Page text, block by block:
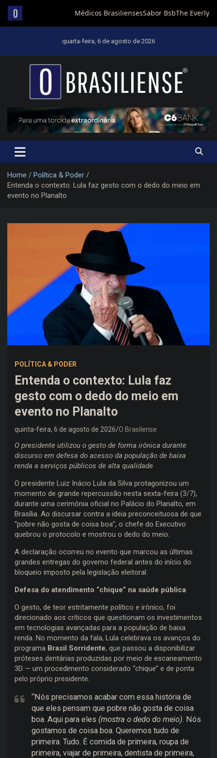
quarta-feira, 6 de agosto de 2026
Um diário de notícias que trabalha por Brasília
Home
Política & Poder
Entenda o contexto: Lula faz gesto com o dedo do meio em
evento no Planalto
POLÍTICA & PODER
Entenda o contexto: Lula faz
gesto com o dedo do meio em
evento no Planalto
quinta-feira, 6 de agosto de 2026 O Brasilense
O presidente utilizou o gesto de forma irônica durante
discurso em defesa do acesso da população de baixa
renda a serviços públicos de alta qualidade
O presidente Luiz Inácio Lula da Silva protagonizou um
momento de grande repercussão nesta sexta-feira (3/7),
durante uma cerimônia oficial no Palácio do Planalto, em
Brasília. Ao discursar contra a ideia preconceituosa de que
“pobre não gosta de coisa boa”, o chefe do Executivo
quebrou o protocolo e mostrou o dedo do meio.
A declaração ocorreu no evento que marcou as últimas
grandes entregas do governo federal antes do início do
bloqueio imposto pela legislação eleitoral.
Defesa do atendimento “chique” na saúde pública
O gesto, de teor estritamente político e irônico, foi
direcionado aos críticos que questionam os investimentos
em tecnologias avançadas para a população de baixa
renda. No momento da fala, Lula celebrava os avanços do
programa Brasil Sorridente, que passou a disponibilizar
próteses dentárias produzidas por meio de escaneamento
3D — um procedimento considerado “chique” e de ponta
pelo próprio presidente.
“Nós precisamos acabar com essa história de
que eles pensam que pobre não gosta de coisa
boa. Aqui para eles (mostra o dedo do meio). Nós
gostamos de coisa boa. Queremos tudo de
primeira. Tudo. É comida de primeira, roupa de
primeira, viajar de primeira, dentista de primeira,